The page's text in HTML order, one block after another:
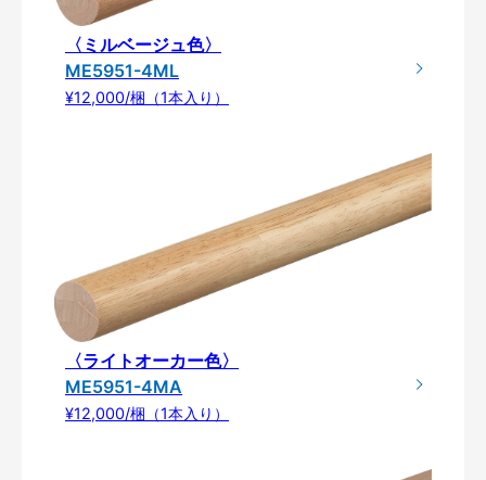
〈ミルベージュ色〉
ME5951-4ML
¥12,000/梱（1本入り）
〈ライトオーカー色〉
ME5951-4MA
¥12,000/梱（1本入り）